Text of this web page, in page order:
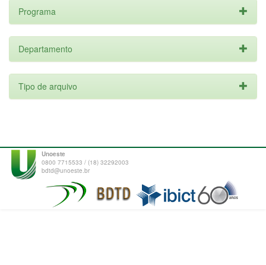
Programa
Departamento
Tipo de arquivo
Unoeste
0800 7715533 / (18) 32292003
bdtd@unoeste.br